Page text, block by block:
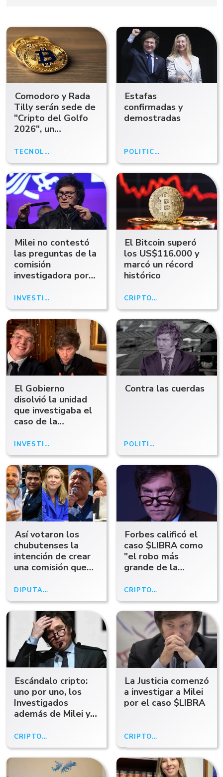
Comodoro y Rada
Tilly serán sede de
"Cripto del Golfo
2026", un
Bitcoin y blockchain
TECNOLOGÍA
Estafas
confirmadas y
demostradas
POLÍTICA
Milei no contestó
las preguntas de la
comisión
investigadora por
INVESTIGACIÓN
El Bitcoin superó
los US$116.000 y
marcó un récord
histórico
CRIPTOMONEDAS
El Gobierno
disolvió la unidad
que investigaba el
caso de la
INVESTIGACIÓN
Contra las cuerdas
POLÍTICA
Así votaron los
chubutenses la
intención de crear
una comisión que
escándalo cripto
DIPUTADOS
Forbes calificó el
caso $LIBRA como
"el robo más
grande de la
CRIPTOGATE
Escándalo cripto:
uno por uno, los
Investigados
además de Milei y
fiscal
CRIPTOGATE
La Justicia comenzó
a investigar a Milei
por el caso $LIBRA
CRIPTOGATE